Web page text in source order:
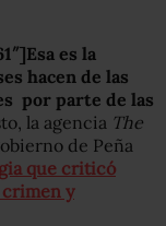
es la
hacen de las
por parte de las
la agencia The
de Peña
que criticó
crimen y